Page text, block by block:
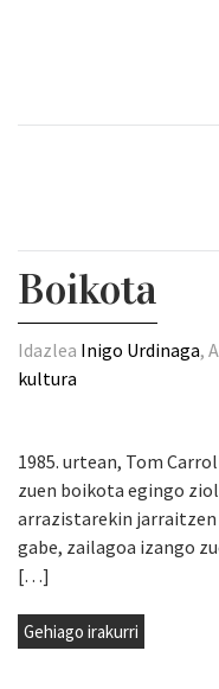
Boikota
Idazlea Inigo Urdinaga,
kultura
1985. urtean, Tom
zuen boikota egingo
arrazistarekin
gabe, zailagoa izango
[…]
Gehiago irakurri